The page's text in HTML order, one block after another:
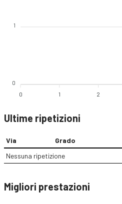
1
0
0 1 2
Ultime ripetizioni
Via Grado
Nessuna ripetizione
Migliori prestazioni